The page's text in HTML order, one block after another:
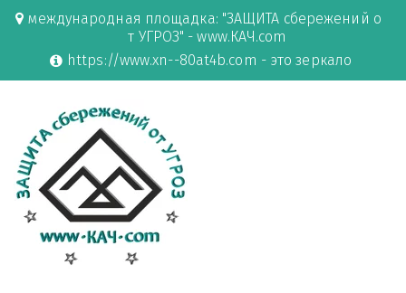
международная площадка: "ЗАЩИТА сбережений о
т УГРОЗ" - www.КАЧ.com
https://www.xn--80at4b.com - это зеркало